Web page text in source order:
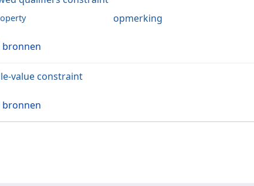
opmerking
bronnen
value constraint
bronnen